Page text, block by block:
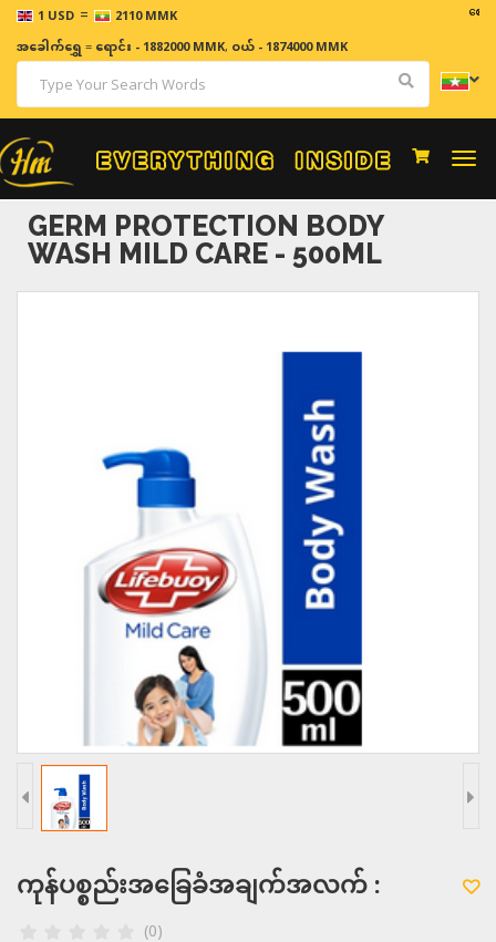
1 USD = 2110 MMK ဈေးနှု
အခေါက်ရွှေ=ရောင်း - 1882000 MMK, ဝယ် - 1874000 MMK
GERM PROTECTION BODY
WASH MILD CARE - 500ML
ကုန်ပစ္စည်းအခြေခံအချက်အလက် :
(0)